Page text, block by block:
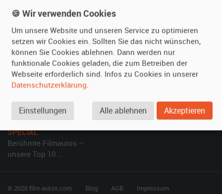
Referenzen
Vermieten
Oldtimer anmelden
Fotos senden
Inserat verwalten
Hilfe
Häufige Fragen (FAQ)
So funktioniert's
SPECIAL
Berühmte Filmautos –
unsere Top 10 ...
© 2026 film-autos.com Blog AGB Impressum
🍪 Wir verwenden Cookies
Um unsere Website und unseren Service zu optimieren
setzen wir Cookies ein. Sollten Sie das nicht wünschen,
können Sie Cookies ablehnen. Dann werden nur
funktionale Cookies geladen, die zum Betreiben der
Webseite erforderlich sind. Infos zu Cookies in unserer
Datenschutzerklärung.
Einstellungen Alle ablehnen Akzeptieren